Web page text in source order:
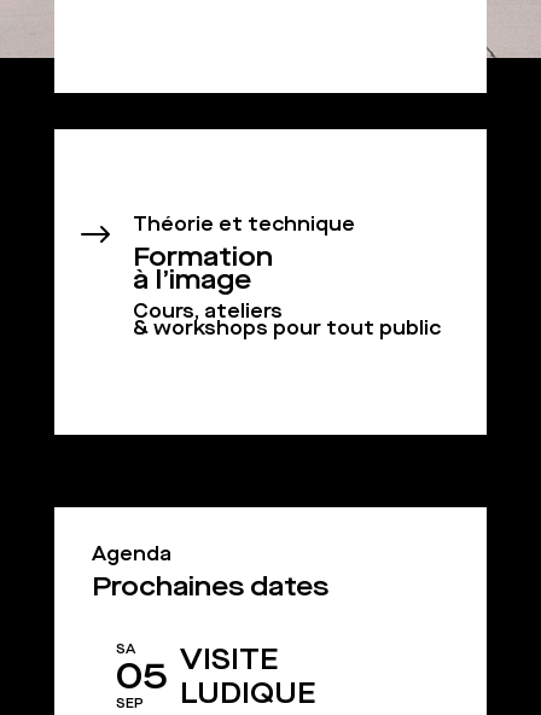
$ Théorie et technique
Formation
à l’image
Cours, ateliers
& workshops pour tout public
Agenda
Prochaines dates
SA
05
SEP
VISITE
LUDIQUE